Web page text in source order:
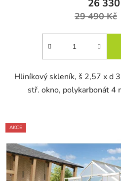
26
29 490 Kč
Hliníkový skleník, š 2,57 x d
stř. okno, polykarbonát 4
AKCE